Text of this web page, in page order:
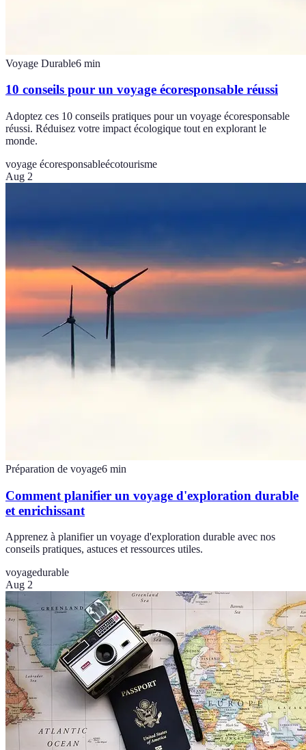
Voyage Durable6 min
10 conseils pour un voyage écoresponsable réussi
Adoptez ces 10 conseils pratiques pour un voyage écoresponsable
réussi. Réduisez votre impact écologique tout en explorant le
monde.
voyage écoresponsableécotourisme
Aug 2
Préparation de voyage6 min
Comment planifier un voyage d'exploration durable
et enrichissant
Apprenez à planifier un voyage d'exploration durable avec nos
conseils pratiques, astuces et ressources utiles.
voyagedurable
Aug 2